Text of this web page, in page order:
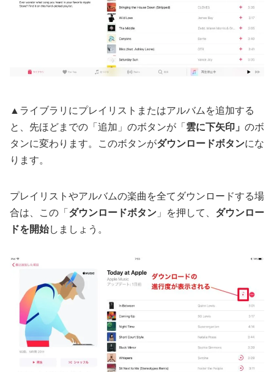
▲ライブラリにプレイリストまたはアルバムを追加する
と、先ほどまでの「追加」のボタンが「 雲に下矢印」 のボ
タンに変わります。このボタンがダウンロードボタンにな
ります。
プレイリストやアルバムの楽曲を全てダウンロードする場
合は、この「 ダウンロードボタン 」を押して、 ダウンロー
ドを開始しましょう。